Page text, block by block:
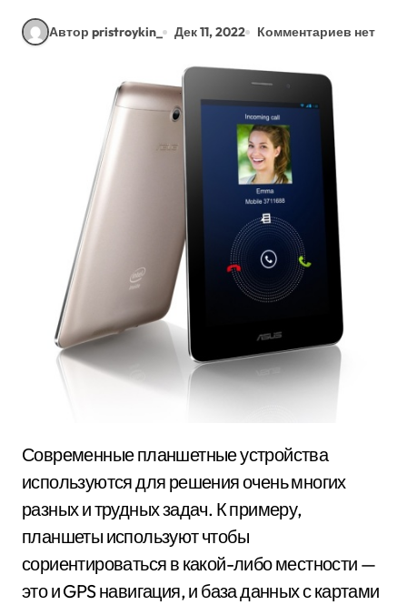
Автор pristroykin_ Дек 11, 2022 Комментариев нет
Современные планшетные устройства
используются для решения очень многих
разных и трудных задач. К примеру,
планшеты используют чтобы
сориентироваться в какой-либо местности —
это и GPS навигация, и база данных с картами